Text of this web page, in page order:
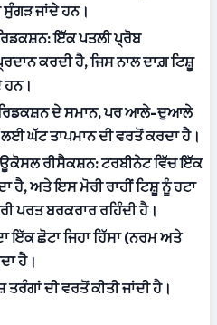
ਜਾਂਦੇ ਹਨ।
ਇੱਕ ਪਤਲੀ ਪ੍ਰੋਬ
ਕਰਦੀ ਹੈ, ਜਿਸ ਨਾਲ ਦਾਗ਼ ਟਿਸ਼ੂ
ਹਨ।
ਦੇ ਸਮਾਨ, ਪਰ ਆਲੇ-ਦੁਆਲੇ
ਘੱਟ ਤਾਪਮਾਨ ਦੀ ਵਰਤੋਂ ਕਰਦਾ ਹੈ।
ਰੀਸੈਕਸ਼ਨ: ਟਰਬੀਨੇਟ ਵਿੱਚ ਇੱਕ
ਹੈ, ਅਤੇ ਇਸ ਮੋਰੀ ਰਾਹੀਂ ਟਿਸ਼ੂ ਨੂੰ ਹਟਾ
ਪਰਤ ਬਰਕਰਾਰ ਰਹਿੰਦੀ ਹੈ।
ਇੱਕ ਛੋਟਾ ਜਿਹਾ ਹਿੱਸਾ (ਨਰਮ ਅਤੇ
ਹੈ।
ਦੀ ਵਰਤੋਂ ਕੀਤੀ ਜਾਂਦੀ ਹੈ।